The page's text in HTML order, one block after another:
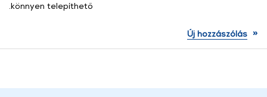
.könnyen telepíthető
Új hozzászólás »